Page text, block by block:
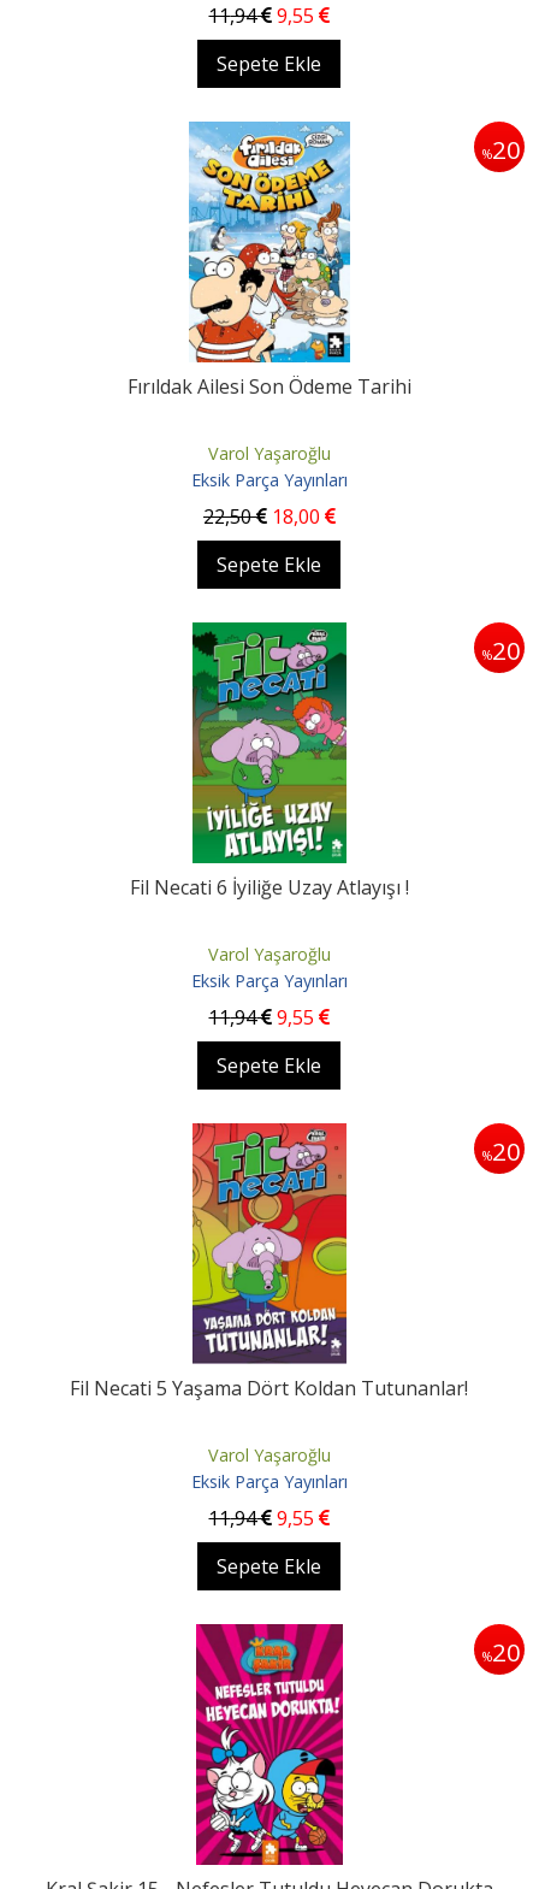
11,94 9,55
Sepete Ekle
%20
Fırıldak Ailesi Son Ödeme Tarihi
Varol Yaşaroğlu
Eksik Parça Yayınları
22,50 18,00
Sepete Ekle
%20
Fil Necati 6 İyiliğe Uzay Atlayışı !
Varol Yaşaroğlu
Eksik Parça Yayınları
11,94 9,55
Sepete Ekle
%20
Fil Necati 5 Yaşama Dört Koldan Tutunanlar!
Varol Yaşaroğlu
Eksik Parça Yayınları
11,94 9,55
Sepete Ekle
%20